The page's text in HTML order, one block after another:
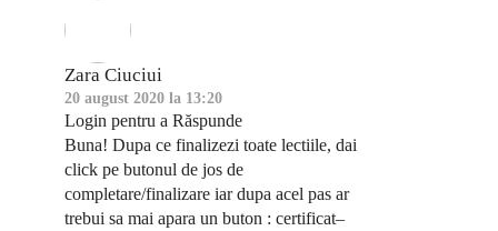
Zara Ciuciui
20 august 2020 la 13:20
Login pentru a Răspunde
Buna! Dupa ce finalizezi toate lectiile, dai
click pe butonul de jos de
completare/finalizare iar dupa acel pas ar
trebui sa mai apara un buton : certificat–